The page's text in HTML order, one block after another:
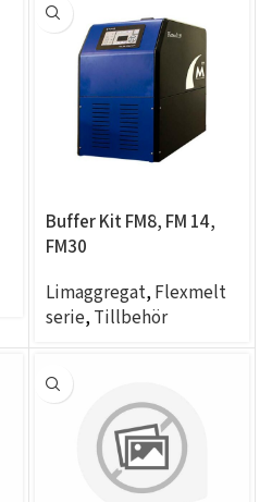
Buffer Kit FM8, FM 14,
FM30
Limaggregat, Flexmelt
serie, Tillbehör